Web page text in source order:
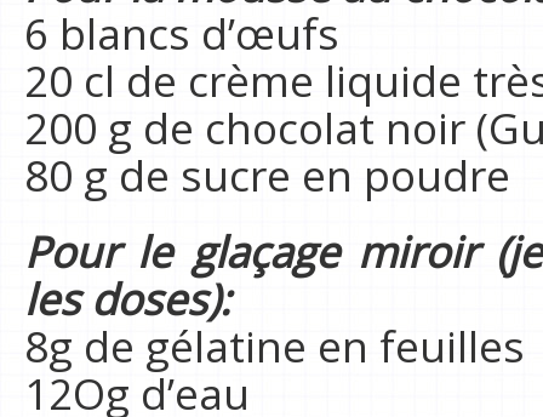
6 blancs d’œufs
20 cl de crème liquide
200 g de chocolat noir
80 g de sucre en poudre
Pour le glaçage miroir
les doses):
8g de gélatine en feuilles
12Og d’eau